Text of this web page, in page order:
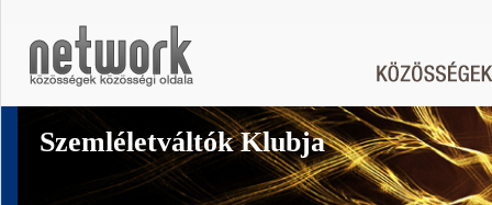
Szemléletváltók Klubja